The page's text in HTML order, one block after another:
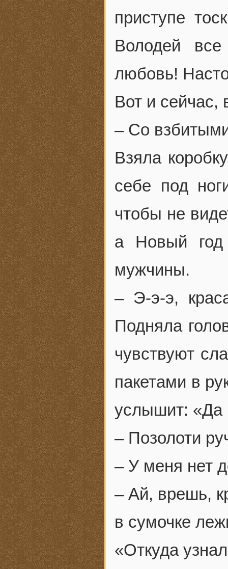
приступе
Володей
любовь!
Вот и сейчас,
– Со
Взяла
себе под
чтобы не
а Новый год
мужчины.
– Э-э-э,
Подняла
чувствуют
пакетами в
услышит:
– Позолоти
– У меня нет
– Ай, врешь,
в сумочке
«Откуда